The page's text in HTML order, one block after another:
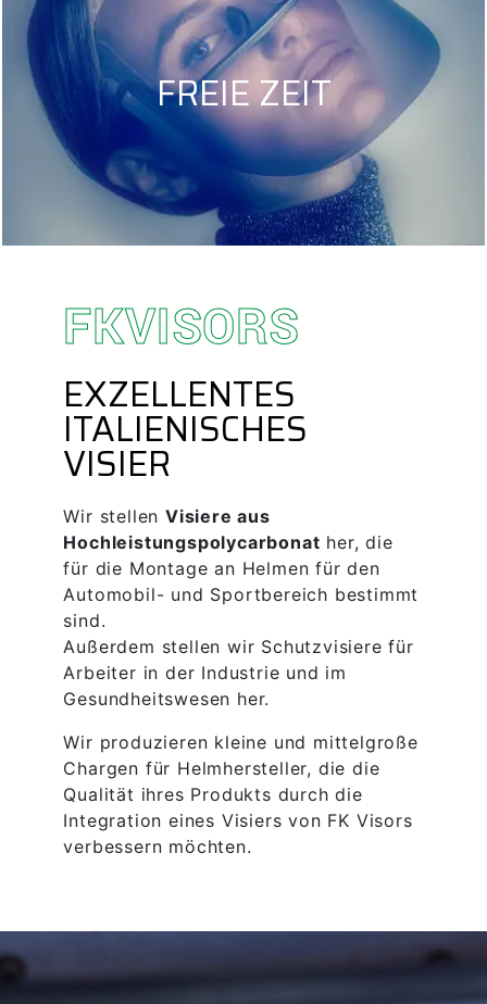
FREIE ZEIT
FKVISORS
EXZELLENTES
ITALIENISCHES
VISIER
Wir stellen Visiere aus
Hochleistungspolycarbonat her, die
für die Montage an Helmen für den
Automobil- und Sportbereich bestimmt
sind.
Außerdem stellen wir Schutzvisiere für
Arbeiter in der Industrie und im
Gesundheitswesen her.
Wir produzieren kleine und mittelgroße
Chargen für Helmhersteller, die die
Qualität ihres Produkts durch die
Integration eines Visiers von FK Visors
verbessern möchten.